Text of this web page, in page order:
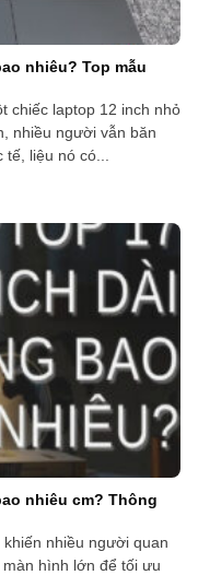
nhiêu? Top mẫu
chiếc laptop 12 inch nhỏ
nhiều người vẫn băn
tế, liệu nó có...
nhiêu cm? Thông
nhiều người quan
hình lớn để tối ưu